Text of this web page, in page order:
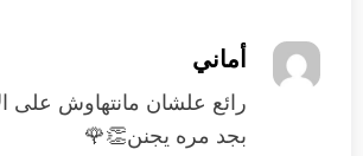
أماني
رائع علشان مانتهاوش على
بجد مره يجنن👏🌹